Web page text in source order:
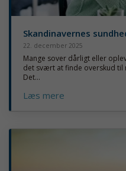
Skandinavernes
22. december 2025
Mange sover dårligt eller
det svært at finde overskud til
Det...
Læs mere